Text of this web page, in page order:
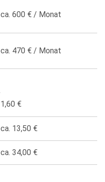
ca. 600 € / Monat
ca. 470 € / Monat
1,60 €
ca. 13,50 €
ca. 34,00 €